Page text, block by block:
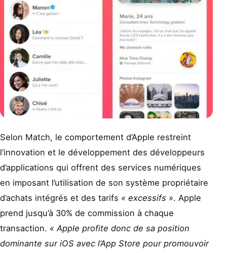
Selon Match, le comportement d’Apple restreint
l’innovation et le développement des développeurs
d’applications qui offrent des services numériques
en imposant l’utilisation de son système propriétaire
d’achats intégrés et des tarifs « excessifs ». Apple
prend jusqu’à 30% de commission à chaque
transaction. « Apple profite donc de sa position
dominante sur iOS avec l’App Store pour promouvoir